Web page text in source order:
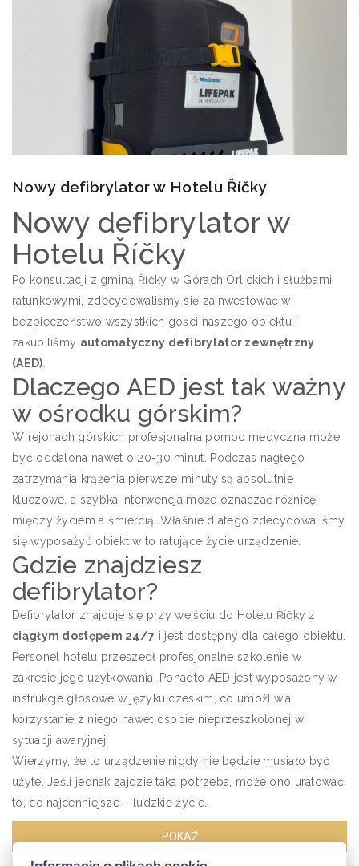
Nowy defibrylator w Hotelu Říčky
Nowy defibrylator w
Hotelu Říčky
Po konsultacji z gminą Říčky w Górach Orlickich i służbami
ratunkowymi, zdecydowaliśmy się zainwestować w
bezpieczeństwo wszystkich gości naszego obiektu i
zakupiliśmy automatyczny defibrylator zewnętrzny
(AED)
Dlaczego AED jest tak ważny
w ośrodku górskim?
W rejonach górskich profesjonalna pomoc medyczna może
być oddalona nawet o 20-30 minut. Podczas nagłego
zatrzymania krążenia pierwsze minuty są absolutnie
kluczowe, a szybka interwencja może oznaczać różnicę
między życiem a śmiercią. Właśnie dlatego zdecydowaliśmy
się wyposażyć obiekt w to ratujące życie urządzenie.
Gdzie znajdziesz
defibrylator?
Defibrylator znajduje się przy wejściu do Hotelu Říčky z
ciągłym dostępem 24/7 i jest dostępny dla całego obiektu.
Personel hotelu przeszedł profesjonalne szkolenie w
zakresie jego użytkowania. Ponadto AED jest wyposażony w
instrukcje głosowe w języku czeskim, co umożliwia
korzystanie z niego nawet osobie nieprzeszkolonej w
sytuacji awaryjnej.
Wierzymy, że to urządzenie nigdy nie będzie musiało być
użyte. Jeśli jednak zajdzie taka potrzeba, może ono uratować
to, co najcenniejsze – ludzkie życie.
POKAŻ